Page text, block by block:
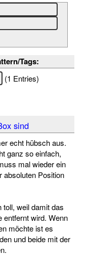
Tags:
(1 Entries)
sind
echt hübsch aus.
ganz so einfach,
mal wieder ein
absoluten Position
weil damit das
entfernt wird. Wenn
möchte ist es
und beide mit der